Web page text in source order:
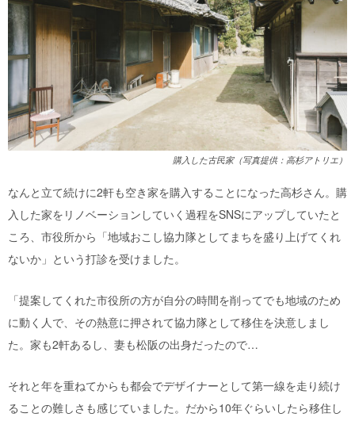
購入した古民家（写真提供：高杉アトリエ）
なんと立て続けに2軒も空き家を購入することになった高杉さん。購
入した家をリノベーションしていく過程をSNSにアップしていたと
ころ、市役所から「地域おこし協力隊としてまちを盛り上げてくれ
ないか」という打診を受けました。
「提案してくれた市役所の方が自分の時間を削ってでも地域のため
に動く人で、その熱意に押されて協力隊として移住を決意しまし
た。家も2軒あるし、妻も松阪の出身だったので…
それと年を重ねてからも都会でデザイナーとして第一線を走り続け
ることの難しさも感じていました。だから10年ぐらいしたら移住し